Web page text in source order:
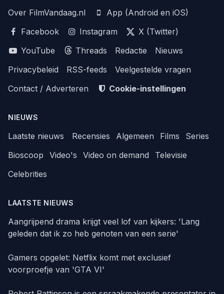
Over FilmVandaag.nl
App (Android en iOS)
Facebook
Instagram
X (Twitter)
YouTube
Threads Redactie
Nieuws
Privacybeleid
RSS-feeds
Veelgestelde vragen
Contact / Adverteren
Cookie-instellingen
NIEUWS
Laatste nieuws Recensies Algemeen Films
Series
Bioscoop
Video's Video on demand
Televisie
Celebrities
LAATSTE NIEUWS
Aangrijpend drama krijgt veel lof van kijkers: 'Lang
geleden dat ik zo heb genoten van een serie'
Gamers opgelet: Netflix komt met exclusief
voorproefje van 'GTA VI'